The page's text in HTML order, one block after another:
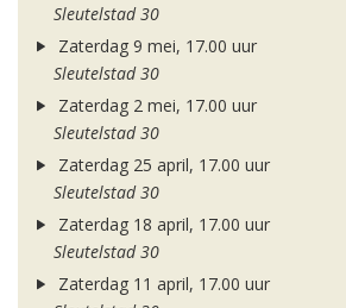
Sleutelstad 30
Zaterdag 9 mei, 17.00 uur
Sleutelstad 30
Zaterdag 2 mei, 17.00 uur
Sleutelstad 30
Zaterdag 25 april, 17.00 uur
Sleutelstad 30
Zaterdag 18 april, 17.00 uur
Sleutelstad 30
Zaterdag 11 april, 17.00 uur